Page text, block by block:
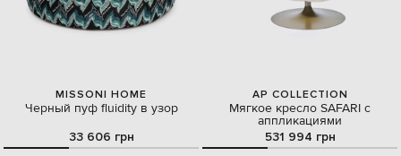
MISSONI HOME
Черный пуф fluidity в узор
33 606 грн
AP COLLECTION
Мягкое кресло SAFARI с
аппликациями
531 994 грн